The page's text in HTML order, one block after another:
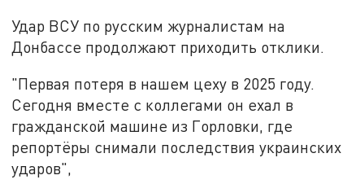
Удар ВСУ по русским журналистам на
Донбассе продолжают приходить отклики.
"Первая потеря в нашем цеху в 2025 году.
Сегодня вместе с коллегами он ехал в
гражданской машине из Горловки, где
репортёры снимали последствия украинских
ударов",